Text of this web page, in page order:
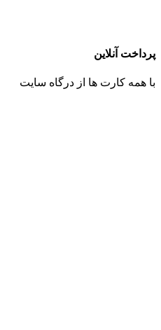
پرداخت آنلاین
با همه کارت ها از درگاه سایت